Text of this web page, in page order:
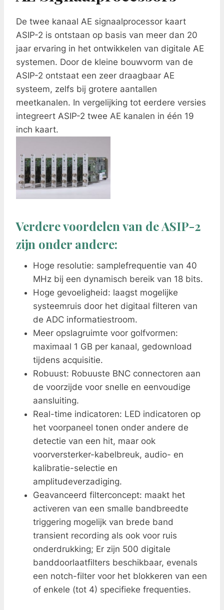
De twee kanaal AE signaalprocessor kaart
ASIP-2 is ontstaan op basis van meer dan 20
jaar ervaring in het ontwikkelen van digitale AE
systemen. Door de kleine bouwvorm van de
ASIP-2 ontstaat een zeer draagbaar AE
systeem, zelfs bij grotere aantallen
meetkanalen. In vergelijking tot eerdere versies
integreert ASIP-2 twee AE kanalen in één 19
inch kaart.
Verdere voordelen van de ASIP-2
zijn onder andere:
Hoge resolutie: samplefrequentie van 40
MHz bij een dynamisch bereik van 18 bits.
Hoge gevoeligheid: laagst mogelijke
systeemruis door het digitaal filteren van
de ADC informatiestroom.
Meer opslagruimte voor golfvormen:
maximaal 1 GB per kanaal, gedownload
tijdens acquisitie.
Robuust: Robuuste BNC connectoren aan
de voorzijde voor snelle en eenvoudige
aansluiting.
Real-time indicatoren: LED indicatoren op
het voorpaneel tonen onder andere de
detectie van een hit, maar ook
voorversterker-kabelbreuk, audio- en
kalibratie-selectie en
amplitudeverzadiging.
Geavanceerd filterconcept: maakt het
activeren van een smalle bandbreedte
triggering mogelijk van brede band
transient recording als ook voor ruis
onderdrukking; Er zijn 500 digitale
banddoorlaatfilters beschikbaar, evenals
een notch-filter voor het blokkeren van een
of enkele (tot 4) specifieke frequenties.